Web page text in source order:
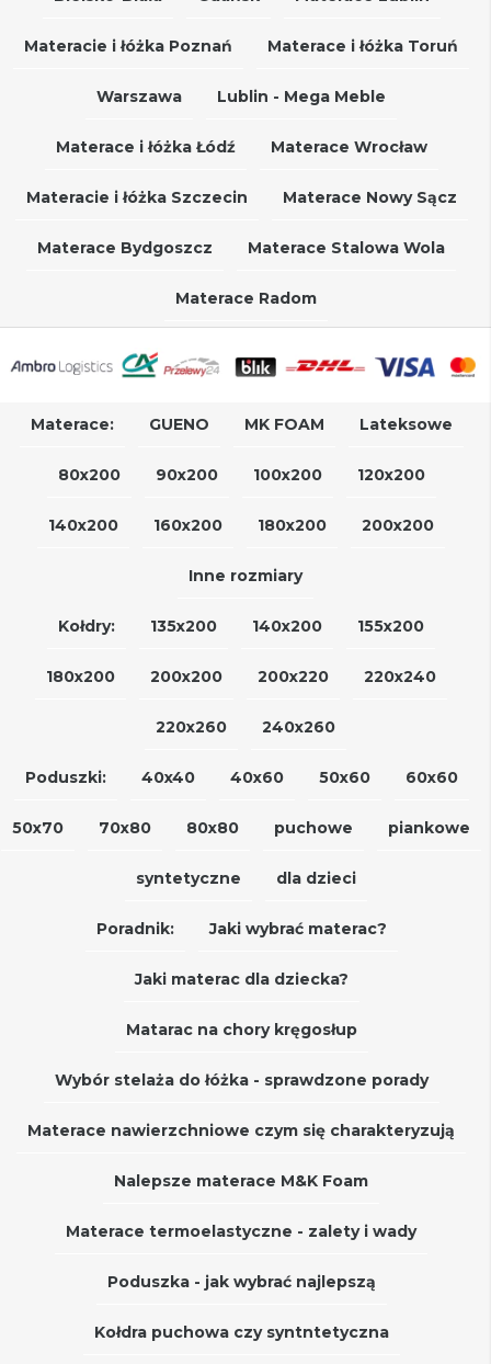
Materacie i łóżka Poznań Materace i łóżka Toruń
Warszawa Lublin - Mega Meble
Materace i łóżka Łódź Materace Wrocław
Materacie i łóżka Szczecin Materace Nowy Sącz
Materace Bydgoszcz Materace Stalowa Wola
Materace Radom
Materace: GUENO MK FOAM Lateksowe
80x200 90x200 100x200 120x200
140x200 160x200 180x200 200x200
Inne rozmiary
Kołdry: 135x200 140x200 155x200
180x200 200x200 200x220 220x240
220x260 240x260
Poduszki: 40x40 40x60 50x60 60x60
50x70 70x80 80x80 puchowe piankowe
syntetyczne dla dzieci
Poradnik: Jaki wybrać materac?
Jaki materac dla dziecka?
Matarac na chory kręgosłup
Wybór stelaża do łóżka - sprawdzone porady
Materace nawierzchniowe czym się charakteryzują
Nalepsze materace M&K Foam
Materace termoelastyczne - zalety i wady
Poduszka - jak wybrać najlepszą
Kołdra puchowa czy syntntetyczna